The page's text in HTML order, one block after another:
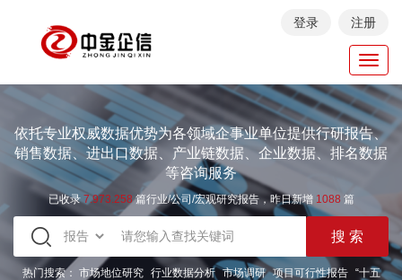
登录 注册
依托专业权威数据优势为各领域企事业单位提供行研报告、
销售数据、进出口数据、产业链数据、企业数据、排名数据
等咨询服务
已收录7.973.258篇行业/公司/宏观研究报告，昨日新增 1088 篇
热门搜索： 市场地位研究 行业数据分析 市场调研 项目可行性报告
“十五